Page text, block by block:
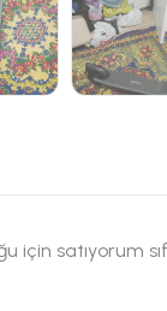
için satıyorum